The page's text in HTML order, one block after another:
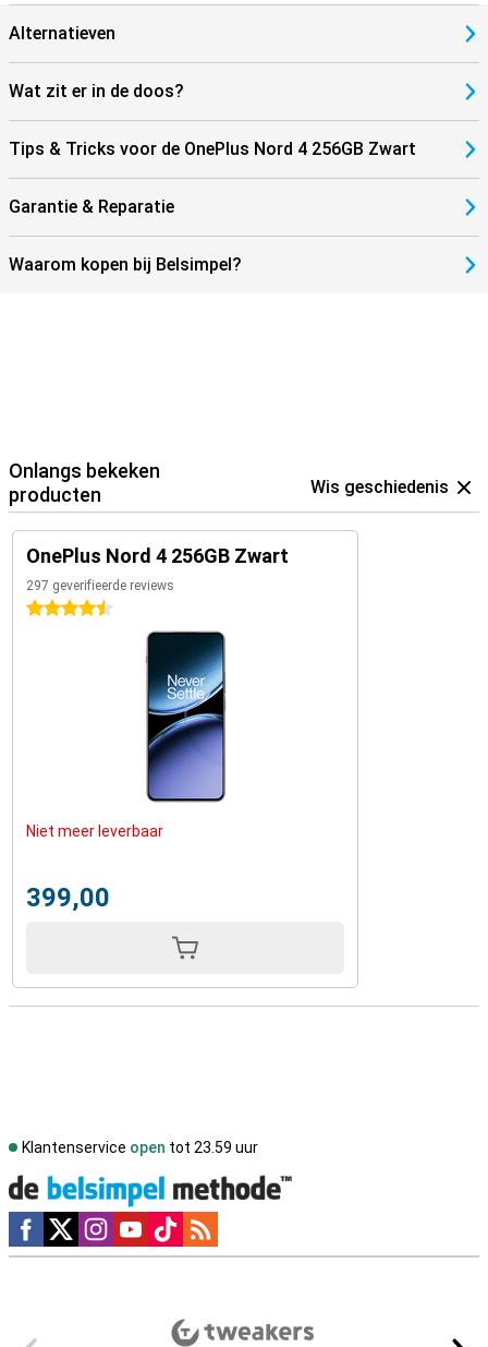
Alternatieven
Wat zit er in de doos?
Tips & Tricks voor de OnePlus Nord 4 256GB Zwart
Garantie & Reparatie
Waarom kopen bij Belsimpel?
Onlangs bekeken
producten
Wis geschiedenis
OnePlus Nord 4 256GB Zwart
297 geverifieerde reviews
4.5 sterren
Niet meer leverbaar
399,00
Klantenservice open tot 23.59 uur
Social media